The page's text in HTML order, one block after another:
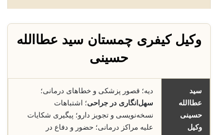
وکیل کیفری چمستان سید عطاالله
حسینی
سید
عطاالله
حسینی
وکیل
دیه؛ قصور پزشکی و خطاهای درمانی؛
سهل‌انگاری در جراحی؛ اشتباهات
نسخه‌نویسی و تجویز دارو؛ پیگیری شکایات
علیه مراکز درمانی؛ حضور و دفاع در